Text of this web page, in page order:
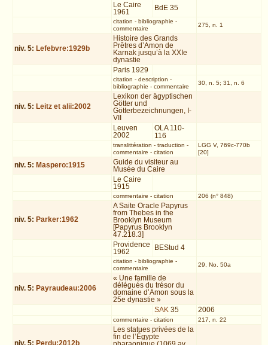
Le Caire
1961
BdE 35
citation - bibliographie -
commentaire
275, n. 1
niv. 5: Lefebvre:1929b
Histoire des Grands
Prêtres d’Amon de
Karnak jusqu’à la XXIe
dynastie
Paris 1929
citation - description -
bibliographie - commentaire
30, n. 5; 31, n. 6
niv. 5: Leitz et alii:2002
Lexikon der ägyptischen
Götter und
Götterbezeichnungen, I-
VII
Leuven
2002
OLA 110-
116
translittération - traduction -
commentaire - citation
LGG V, 769c-770b
[20]
niv. 5: Maspero:1915
Guide du visiteur au
Musée du Caire
Le Caire
1915
commentaire - citation 206 (n° 848)
niv. 5: Parker:1962
A Saite Oracle Papyrus
from Thebes in the
Brooklyn Museum
[Papyrus Brooklyn
47.218.3]
Providence
1962
BEStud 4
citation - bibliographie -
commentaire
29, No. 50a
niv. 5: Payraudeau:2006
« Une famille de
délégués du trésor du
domaine d’Amon sous la
25e dynastie »
SAK 35 2006
commentaire - citation 217, n. 22
niv. 5: Perdu:2012b
Les statues privées de la
fin de l’Égypte